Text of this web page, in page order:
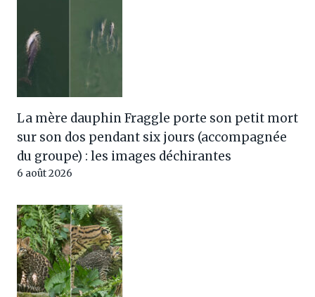
La mère dauphin Fraggle porte son petit mort
sur son dos pendant six jours (accompagnée
du groupe) : les images déchirantes
6 août 2026